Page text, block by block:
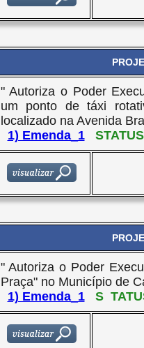
" Autoriza o Poder
um ponto de táxi
localizado na Avenida
1) Emenda_1
" Autoriza o Poder
Praça" no Município de
1) Emenda_1
S